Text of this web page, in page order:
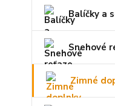
Balíčky a
Snehové
Zimné